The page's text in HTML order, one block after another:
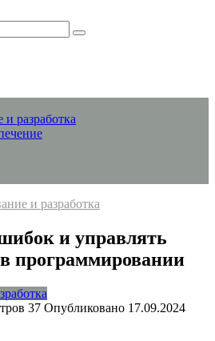
разработка
и разработка
и управлять
программировании
37 Опубликовано 17.09.2024